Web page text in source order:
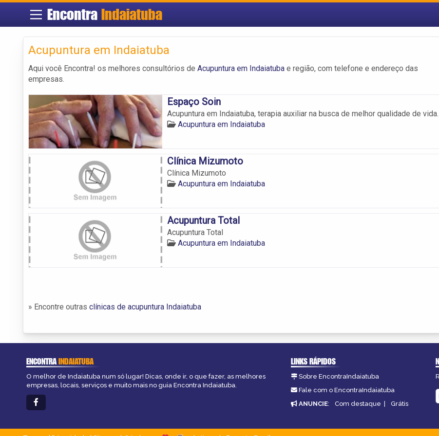
EncontraIndaiatuba
Acupuntura em Indaiatuba
Aqui você Encontra! os melhores consultórios de Acupuntura em Indaiatuba e região, com telefone e endereço das
empresas.
Espaço Soin
Acupuntura em Indaiatuba, terapia auxiliar na busca de melhor qualidade de vida.
Acupuntura em Indaiatuba
Clínica Mizumoto
Clínica Mizumoto
Acupuntura em Indaiatuba
Acupuntura Total
Acupuntura Total
Acupuntura em Indaiatuba
» Encontre outras clínicas de acupuntura Indaiatuba
ENCONTRAINDAIATUBA
O melhor de Indaiatuba num só lugar! Dicas, onde ir, o que fazer, as melhores
empresas, locais, serviços e muito mais no guia Encontra Indaiatuba.
LINKS RÁPIDOS
Sobre EncontraIndaiatuba
Fale com o EncontraIndaiatuba
ANUNCIE: Com destaque | Grátis